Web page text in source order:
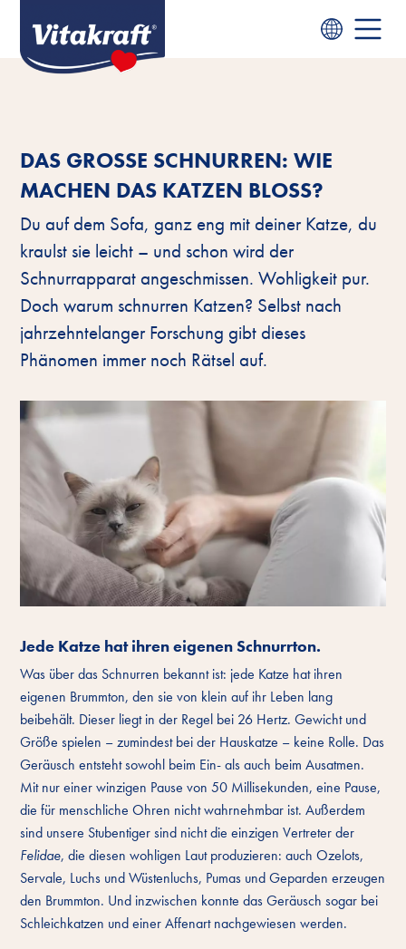
DAS GROSSE SCHNURREN: WIE
MACHEN DAS KATZEN BLOSS?
Du auf dem Sofa, ganz eng mit deiner Katze, du
kraulst sie leicht – und schon wird der
Schnurrapparat angeschmissen. Wohligkeit pur.
Doch warum schnurren Katzen? Selbst nach
jahrzehntelanger Forschung gibt dieses
Phänomen immer noch Rätsel auf.
Jede Katze hat ihren eigenen Schnurrton.
Was über das Schnurren bekannt ist: jede Katze hat ihren
eigenen Brummton, den sie von klein auf ihr Leben lang
beibehält. Dieser liegt in der Regel bei 26 Hertz. Gewicht und
Größe spielen – zumindest bei der Hauskatze – keine Rolle. Das
Geräusch entsteht sowohl beim Ein- als auch beim Ausatmen.
Mit nur einer winzigen Pause von 50 Millisekunden, eine Pause,
die für menschliche Ohren nicht wahrnehmbar ist. Außerdem
sind unsere Stubentiger sind nicht die einzigen Vertreter der
Felidae, die diesen wohligen Laut produzieren: auch Ozelots,
Servale, Luchs und Wüstenluchs, Pumas und Geparden erzeugen
den Brummton. Und inzwischen konnte das Geräusch sogar bei
Schleichkatzen und einer Affenart nachgewiesen werden.